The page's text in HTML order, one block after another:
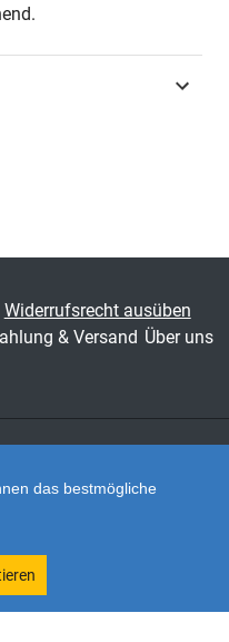
Widerrufsrecht ausüben
& Versand Über uns
das bestmögliche